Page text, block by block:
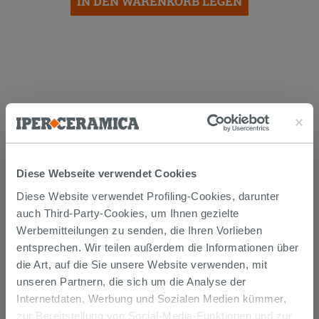
Diese Webseite verwendet Cookies
Diese Website verwendet Profiling-Cookies, darunter
auch Third-Party-Cookies, um Ihnen gezielte
Werbemitteilungen zu senden, die Ihren Vorlieben
entsprechen. Wir teilen außerdem die Informationen über
die Art, auf die Sie unsere Website verwenden, mit
unseren Partnern, die sich um die Analyse der
Internetdaten, Werbung und Sozialen Medien kümmer,
zur Bereitstellung von Social-Media-Funktionen und zur
Die Waren werden normalerweise innerhalb von 15
Werktagen ab der Auftragsbestätigung zum Versand
gebracht.
Musterstücke werden normalerweise innerhalb von
Tagen geliefert.
Der Versand der online gekauften Produkte wird
verfolgt und wir rufen Sie an, um das Lieferdatum zu
vereinbaren. Die Lieferung erfolgt frei Bordsteinkante.
Nähere Informationen finden Sie im Abschnitt